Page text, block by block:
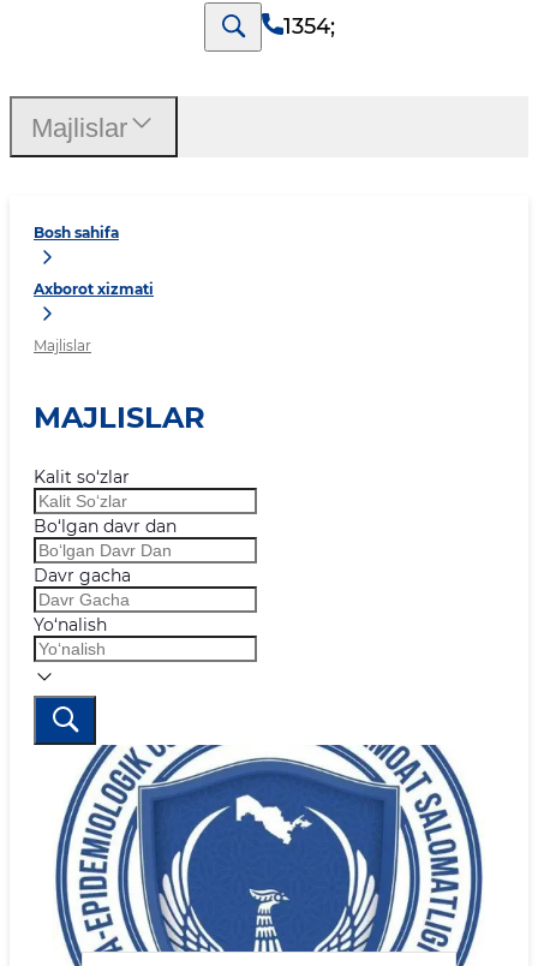
1354;
Bosh sahifa
Axborot xizmati
Majlislar
MAJLISLAR
Kalit so‘zlar
Bo‘lgan davr dan
Davr gacha
Yo‘nalish
Majlislar